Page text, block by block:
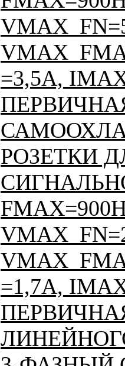
=3,5A,
РОЗЕТКИ
=1,7A,